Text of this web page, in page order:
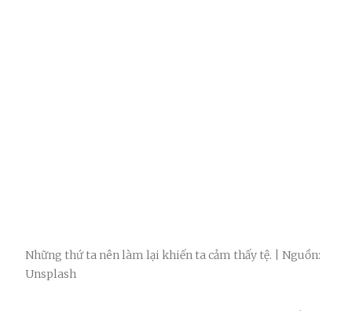
Những thứ ta nên làm lại khiến ta cảm thấy tệ. | Nguồn:
Unsplash